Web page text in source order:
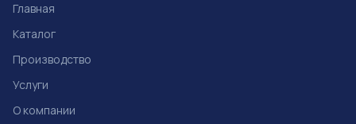
Главная
Каталог
Производство
Услуги
О компании